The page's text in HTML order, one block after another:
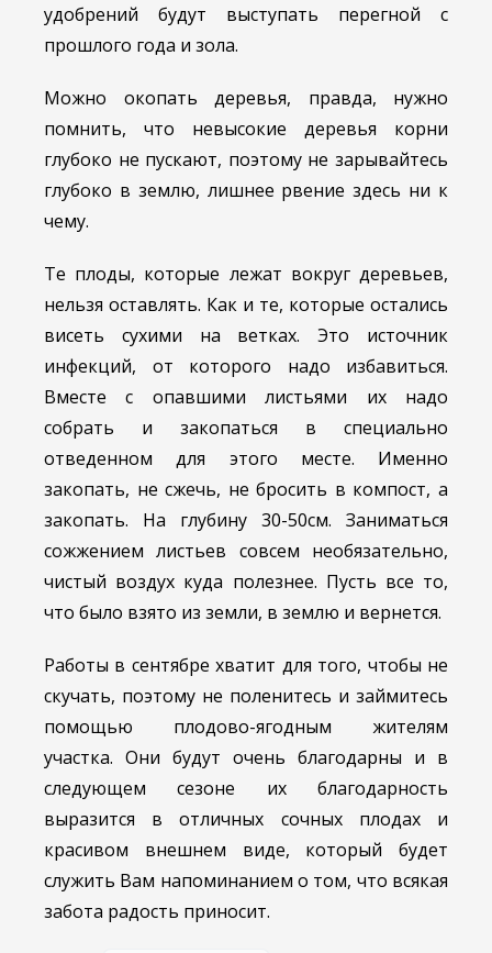
удобрений будут выступать перегной с
прошлого года и зола.
Можно окопать деревья, правда, нужно
помнить, что невысокие деревья корни
глубоко не пускают, поэтому не зарывайтесь
глубоко в землю, лишнее рвение здесь ни к
чему.
Те плоды, которые лежат вокруг деревьев,
нельзя оставлять. Как и те, которые остались
висеть сухими на ветках. Это источник
инфекций, от которого надо избавиться.
Вместе с опавшими листьями их надо
собрать и закопаться в специально
отведенном для этого месте. Именно
закопать, не сжечь, не бросить в компост, а
закопать. На глубину 30-50см. Заниматься
сожжением листьев совсем необязательно,
чистый воздух куда полезнее. Пусть все то,
что было взято из земли, в землю и вернется.
Работы в сентябре хватит для того, чтобы не
скучать, поэтому не поленитесь и займитесь
помощью плодово-ягодным жителям
участка. Они будут очень благодарны и в
следующем сезоне их благодарность
выразится в отличных сочных плодах и
красивом внешнем виде, который будет
служить Вам напоминанием о том, что всякая
забота радость приносит.